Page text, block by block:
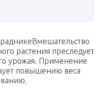
Вмешательство
растения преследует
урожая. Применение
повышению веса